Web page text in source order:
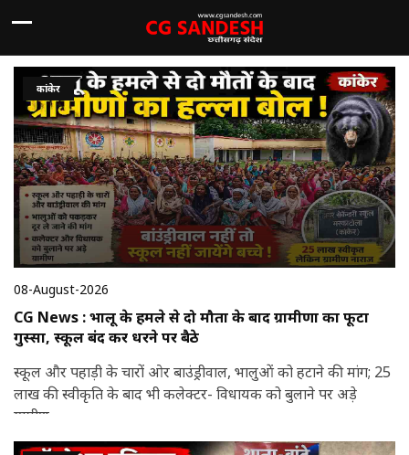
कांकेर
08-August-2026
CG News : भालू के हमले से दो मौतों के बाद ग्रामीणों का फूटा
गुस्सा, स्कूल बंद कर धरने पर बैठे
स्कूल और पहाड़ी के चारों ओर बाउंड्रीवाल, भालुओं को हटाने की मांग; 25
लाख की स्वीकृति के बाद भी कलेक्टर- विधायक को बुलाने पर अड़े
ग्रामीण